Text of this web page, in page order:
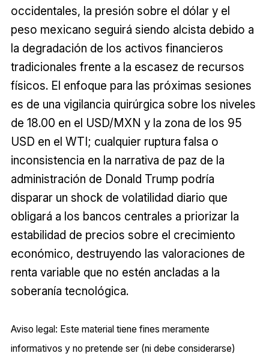
occidentales, la presión sobre el dólar y el
peso mexicano seguirá siendo alcista debido a
la degradación de los activos financieros
tradicionales frente a la escasez de recursos
físicos. El enfoque para las próximas sesiones
es de una vigilancia quirúrgica sobre los niveles
de 18.00 en el USD/MXN y la zona de los 95
USD en el WTI; cualquier ruptura falsa o
inconsistencia en la narrativa de paz de la
administración de Donald Trump podría
disparar un shock de volatilidad diario que
obligará a los bancos centrales a priorizar la
estabilidad de precios sobre el crecimiento
económico, destruyendo las valoraciones de
renta variable que no estén ancladas a la
soberanía tecnológica.
Aviso legal: Este material tiene fines meramente
informativos y no pretende ser (ni debe considerarse)